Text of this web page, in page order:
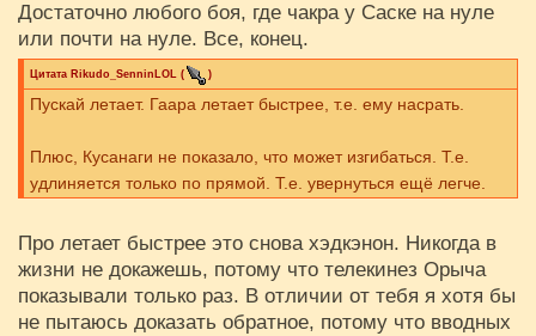
Достаточно любого боя, где чакра у Саске на нуле
или почти на нуле. Все, конец.
Цитата Rikudo_SenninLOL ( )
Пускай летает. Гаара летает быстрее, т.е. ему насрать.
Плюс, Кусанаги не показало, что может изгибаться. Т.е.
удлиняется только по прямой. Т.е. увернуться ещё легче.
Про летает быстрее это снова хэдкэнон. Никогда в
жизни не докажешь, потому что телекинез Орыча
показывали только раз. В отличии от тебя я хотя бы
не пытаюсь доказать обратное, потому что вводных